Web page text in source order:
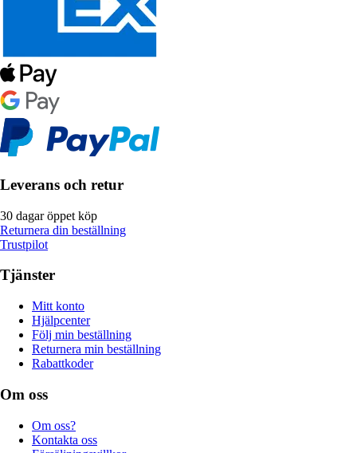
Leverans och retur
30 dagar öppet köp
Returnera din beställning
Trustpilot
Tjänster
Mitt konto
Hjälpcenter
Följ min beställning
Returnera min beställning
Rabattkoder
Om oss
Om oss?
Kontakta oss